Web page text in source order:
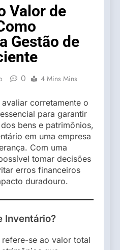
Valor de
Gestão de
0 4 Mins Mins
corretamente o
para garantir
bens e patrimônios,
em uma empresa
Com uma
tomar decisões
erros financeiros
duradouro.
Inventário?
refere-se ao valor total